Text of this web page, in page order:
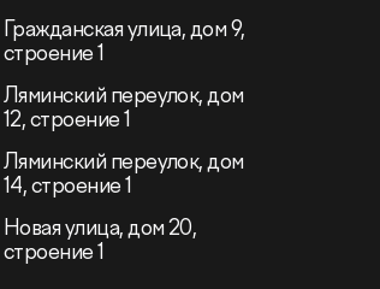
Гражданская улица, дом 9,
строение 1
Ляминский переулок, дом
12, строение 1
Ляминский переулок, дом
14, строение 1
Новая улица, дом 20,
строение 1